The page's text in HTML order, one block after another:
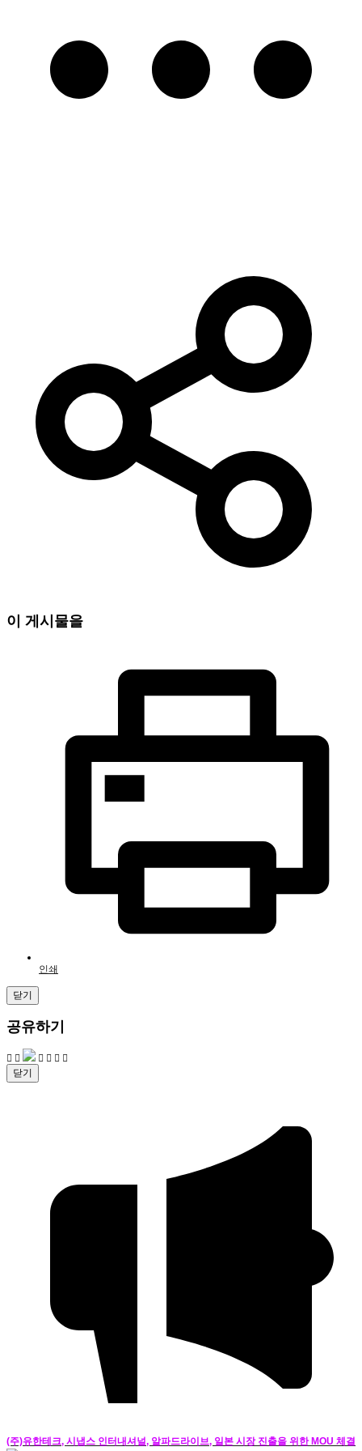
이 게시물을
인쇄
닫기
공유하기
닫기
(주)유한테크, 시냅스 인터내셔널, 알파드라이브, 일본 시장 진출을 위한 MOU 체결